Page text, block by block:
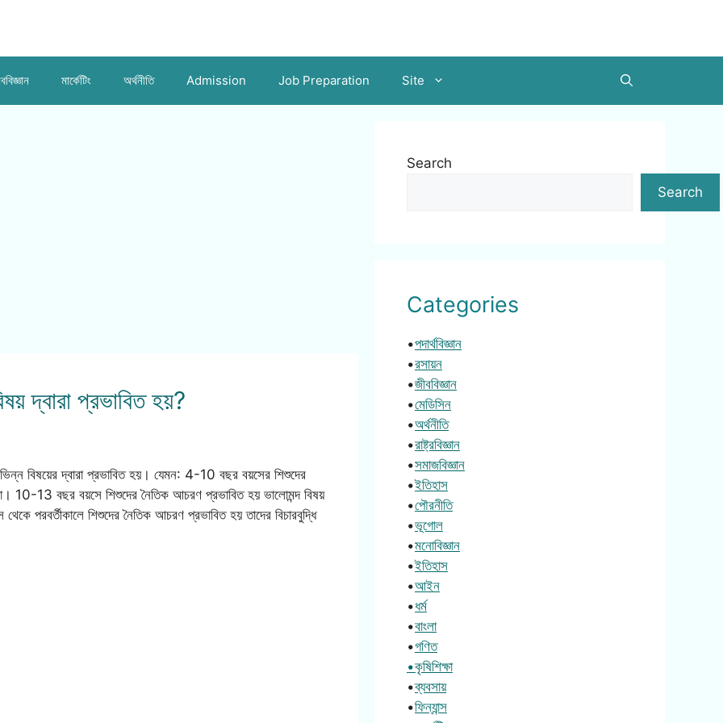
মার্কেটিং অর্থনীতি Admission Job Preparation Site
দ্বারা প্রভাবিত হয়?
বিষয়ের দ্বারা প্রভাবিত হয়। যেমন: 4-10 বছর বয়সের শিশুদের
10-13 বছর বয়সে শিশুদের নৈতিক আচরণ প্রভাবিত হয় ভালোমন্দ বিষয়
পরবর্তীকালে শিশুদের নৈতিক আচরণ প্রভাবিত হয় তাদের বিচারবুদ্ধি
Search
Search
Categories
•পদার্থবিজ্ঞান
•রসায়ন
•জীববিজ্ঞান
•মেডিসিন
•অর্থনীতি
•রাষ্ট্রবিজ্ঞান
•সমাজবিজ্ঞান
•ইতিহাস
•পৌরনীতি
•ভূগোল
•মনোবিজ্ঞান
•ইতিহাস
•আইন
•ধর্ম
•বাংলা
•গণিত
•কৃষিশিক্ষা
•ব্যবসায়
•ফিন্যান্স